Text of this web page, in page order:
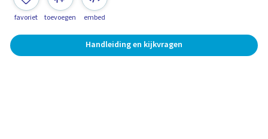
favoriet toevoegen embed
Handleiding en kijkvragen